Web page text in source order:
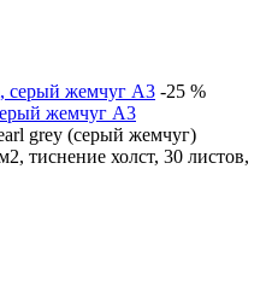
-25 %
жемчуг А3
grey (серый жемчуг)
тиснение холст, 30 листов,